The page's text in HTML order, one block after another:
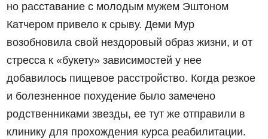
но расставание с молодым мужем Эштоном
Катчером привело к срыву. Деми Мур
возобновила свой нездоровый образ жизни, и от
стресса к «букету» зависимостей у нее
добавилось пищевое расстройство. Когда резкое
и болезненное похудение было замечено
родственниками звезды, ее тут же отправили в
клинику для прохождения курса реабилитации.